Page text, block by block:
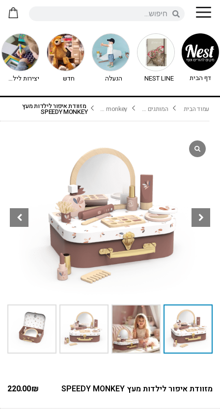
דף הבית NEST LINE הנעלה חדש יצירות לילדים - יצירה לילדים
עמוד הבית המותגים שלנו speedy monkey מזוודת איפור לילדות מעץ
SPEEDY MONKEY
מזוודת איפור לילדות מעץ SPEEDY MONKEY 220.00₪